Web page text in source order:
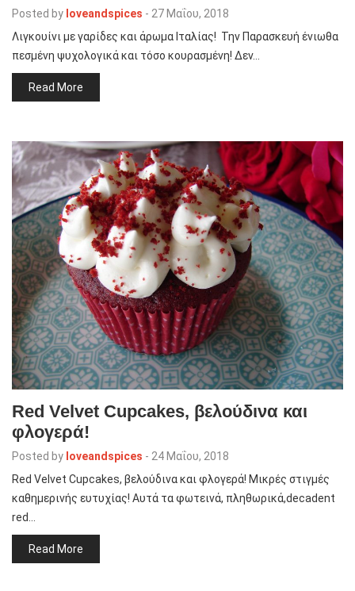
Posted by loveandspices - 27 Μαΐου, 2018
Λιγκουίνι με γαρίδες και άρωμα Ιταλίας! Την Παρασκευή ένιωθα
πεσμένη ψυχολογικά και τόσο κουρασμένη! Δεν…
Read More
Red Velvet Cupcakes, βελούδινα και
φλογερά!
Posted by loveandspices - 24 Μαΐου, 2018
Red Velvet Cupcakes, βελούδινα και φλογερά! Μικρές στιγμές
καθημερινής ευτυχίας! Aυτά τα φωτεινά, πληθωρικά,decadent
red…
Read More